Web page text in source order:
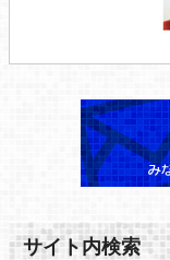
サイト内検索